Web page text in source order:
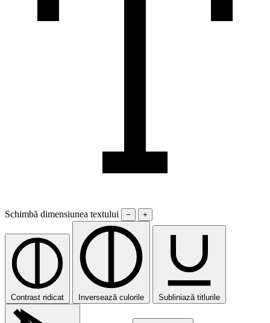
Schimbă dimensiunea textului − +
Contrast ridicat Inversează culorile Subliniază titlurile